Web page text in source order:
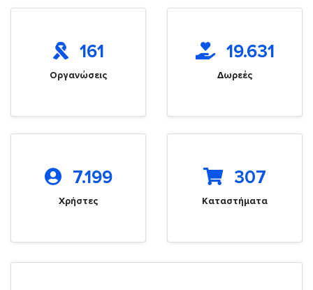
161
Οργανώσεις
19.631
Δωρεές
7.199
Χρήστες
307
Καταστήματα